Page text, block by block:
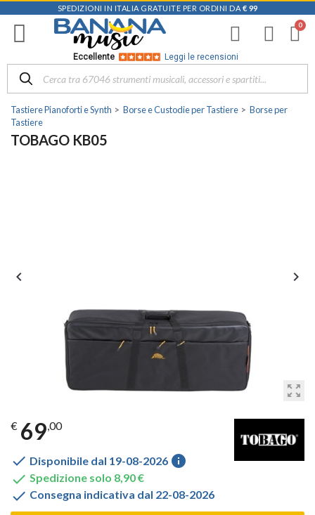
SPEDIZIONI IN ITALIA GRATUITE PER ORDINI DA € 99
Eccellente Leggi le recensioni
Tastiere Pianoforti e Synth Borse e Custodie per Tastiere
Borse per
Tastiere
TOBAGO KB05
zoom_out_map
 
€ 69,00
 Disponibile dal 19-08-2026 info
 Spedizione solo 8,90 €
 Consegna indicativa dal 22-08-2026